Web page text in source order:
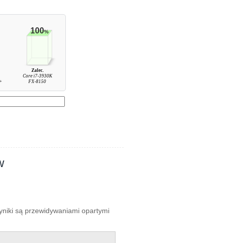
100%
Zalec.
Core i7-3930K
FX-8150
są przewidywaniami opartymi